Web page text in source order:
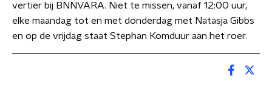
vertier bij BNNVARA. Niet te missen, vanaf 12:00 uur,
elke maandag tot en met donderdag met Natasja Gibbs
en op de vrijdag staat Stephan Komduur aan het roer.